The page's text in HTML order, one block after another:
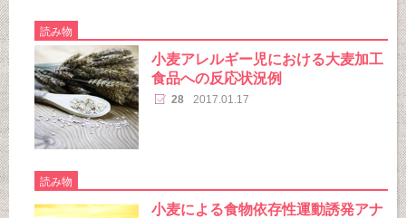
読み物
小麦アレルギー児における大麦加工
食品への反応状況例
28 2017.01.17
読み物
小麦による食物依存性運動誘発アナ